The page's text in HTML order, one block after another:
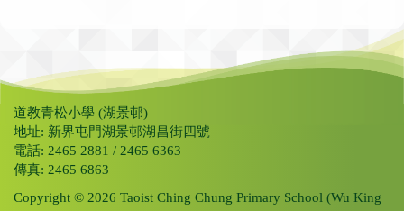
道教青松小學 (湖景邨)
地址: 新界屯門湖景邨湖昌街四號
電話: 2465 2881 / 2465 6363
傳真: 2465 6863
Copyright © 2026 Taoist Ching Chung Primary School (Wu King